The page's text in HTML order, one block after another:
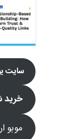
سایت
خرید
موبو